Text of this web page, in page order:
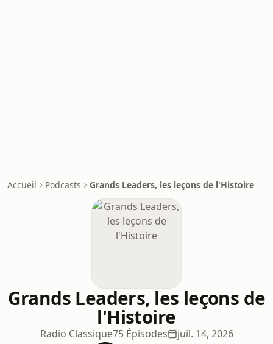
Accueil Podcasts Grands Leaders, les leçons de l'Histoire
Grands Leaders, les leçons de
l'Histoire
Radio Classique75 Épisodes juil. 14, 2026